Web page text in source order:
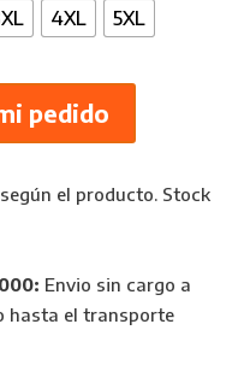
4XL 5XL
pedido
el producto. Stock
Envio sin cargo a
hasta el transporte